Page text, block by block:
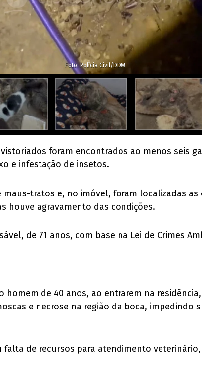
Foto: Polícia Civil/DDM
foram encontrados ao menos seis
e infestação de insetos.
tratos e, no imóvel, foram localizadas as
houve agravamento das condições.
de 71 anos, com base na Lei de Crimes
de 40 anos, ao entrarem na
e necrose na região da boca, impedindo
de recursos para atendimento